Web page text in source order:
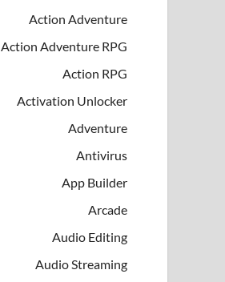
Action Adventure
Action Adventure RPG
Action RPG
Activation Unlocker
Adventure
Antivirus
App Builder
Arcade
Audio Editing
Audio Streaming